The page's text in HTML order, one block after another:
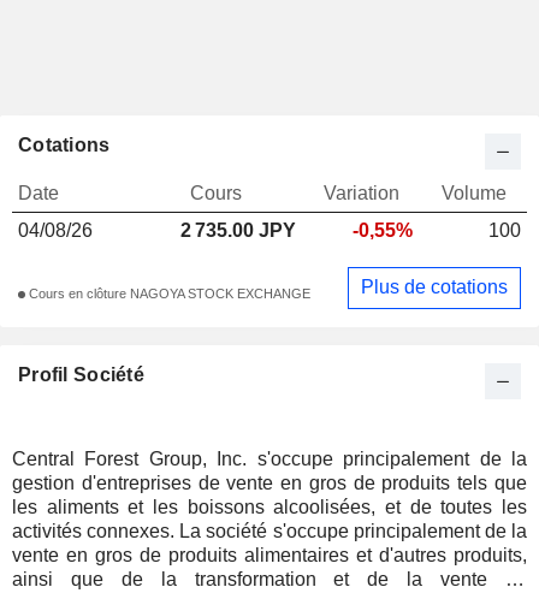
Profil Société
Central Forest Group, Inc. s'occupe principalement de la
gestion d'entreprises de vente en gros de produits tels que
les aliments et les boissons alcoolisées, et de toutes les
activités connexes. La société s'occupe principalement de la
vente en gros de produits alimentaires et d'autres produits,
ainsi que de la transformation et de la vente de
Cotations
Date Cours Variation
Volume
04/08/26
2 735.00 JPY -0,55% 100
Cours en clôture NAGOYA STOCK EXCHANGE Plus de cotations